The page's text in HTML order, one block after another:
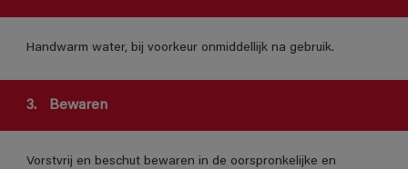
Handwarm water, bij voorkeur onmiddellijk na gebruik.
3. Bewaren
Vorstvrij en beschut bewaren in de oorspronkelijke en